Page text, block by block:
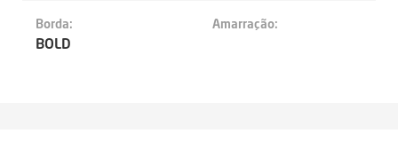
Borda:
BOLD
Amarração: